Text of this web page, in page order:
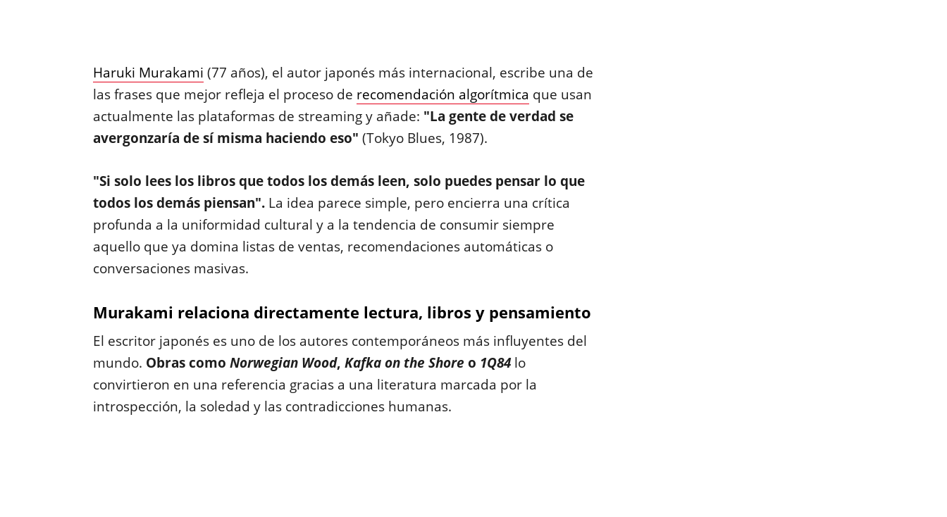
Haruki Murakami (77 años), el autor japonés más internacional, escribe una de
las frases que mejor refleja el proceso de recomendación algorítmica que usan
actualmente las plataformas de streaming y añade: "La gente de verdad se
avergonzaría de sí misma haciendo eso" (Tokyo Blues, 1987).
"Si solo lees los libros que todos los demás leen, solo puedes pensar lo que
todos los demás piensan". La idea parece simple, pero encierra una crítica
profunda a la uniformidad cultural y a la tendencia de consumir siempre
aquello que ya domina listas de ventas, recomendaciones automáticas o
conversaciones masivas.
Murakami relaciona directamente lectura, libros y pensamiento
El escritor japonés es uno de los autores contemporáneos más influyentes del
mundo. Obras como Norwegian Wood, Kafka on the Shore o 1Q84lo
convirtieron en una referencia gracias a una literatura marcada por la
introspección, la soledad y las contradicciones humanas.